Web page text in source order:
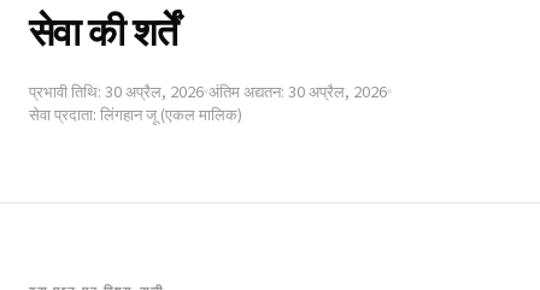
सेवा की शर्तें
प्रभावी तिथि: 30 अप्रैल, 2026 अंतिम अद्यतन: 30 अप्रैल, 2026
सेवा प्रदाता: लिंगहान जू (एकल मालिक)